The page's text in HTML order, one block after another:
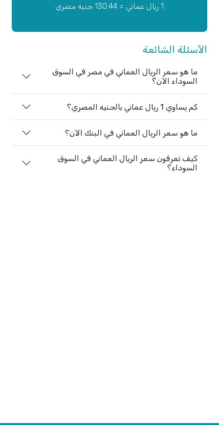
1 ريال عماني = 130.44 جنيه مصري
الأسئلة الشائعة
ما هو سعر الريال العماني في مصر في السوق
السوداء الآن؟
كم يساوي 1 ريال عماني بالجنيه المصري؟
ما هو سعر الريال العماني في البنك الآن؟
كيف تعرفون سعر الريال العماني في السوق
السوداء؟